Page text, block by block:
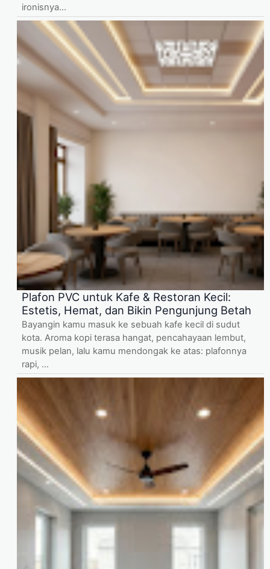
ironisnya...
Plafon PVC untuk Kafe & Restoran Kecil:
Estetis, Hemat, dan Bikin Pengunjung Betah
Bayangin kamu masuk ke sebuah kafe kecil di sudut
kota. Aroma kopi terasa hangat, pencahayaan lembut,
musik pelan, lalu kamu mendongak ke atas: plafonnya
rapi, ...